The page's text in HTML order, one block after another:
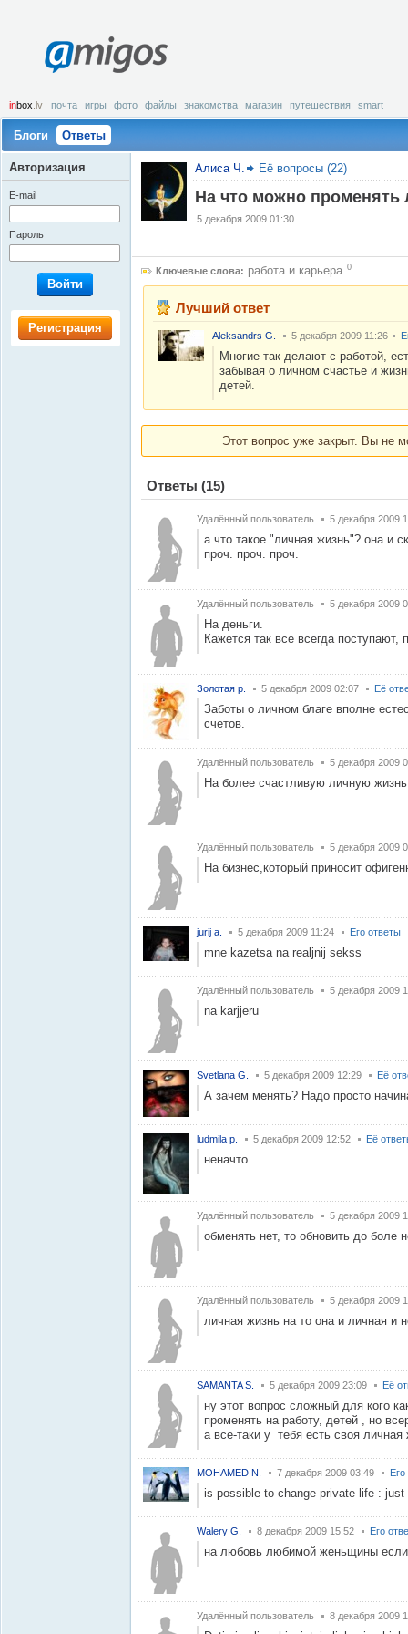
amigos
inbox .lv почта игры фото файлы знакомства магазин путешествия smart
Блоги Ответы
Алиса Ч. Её вопросы (22)
На что можно променять
5 декабря 2009 01:30
Ключевые слова: работа и карьера. 0
Лучший ответ
Aleksandrs G. 5 декабря 2009 11:26
Многие так делают с работой,
забывая о личном счастье и
детей.
Этот вопрос уже закрыт. Вы не
Ответы (15)
Удалённый пользователь 5 декабря 2009
а что такое "личная жизнь"? она и
проч. проч. проч.
Удалённый пользователь 5 декабря 2009
На деньги.
Кажется так все всегда поступают,
Золотая р. 5 декабря 2009 02:07 Её
Заботы о личном благе вполне
счетов.
Удалённый пользователь 5 декабря 2009
На более счастливую личную
Удалённый пользователь 5 декабря 2009
На бизнес,который приносит
jurij a. 5 декабря 2009 11:24 Его ответы
mne kazetsa na realjnij sekss
Удалённый пользователь 5 декабря 2009
na karjjeru
Svetlana G. 5 декабря 2009 12:29 Её
А зачем менять? Надо просто
ludmila p. 5 декабря 2009 12:52 Её
неначто
Удалённый пользователь 5 декабря 2009
обменять нет, то обновить до боле
Удалённый пользователь 5 декабря 2009
личная жизнь на то она и личная и
SAMANTA S. 5 декабря 2009 23:09 Её
ну этот вопрос сложный для кого
променять на работу, детей , но
а все-таки у тебя есть своя
MOHAMED N. 7 декабря 2009 03:49
is possible to change private life : just
Walery G. 8 декабря 2009 15:52 Его
на любовь любимой женьщины если
Удалённый пользователь 8 декабря 2009
Авторизация
E-mail
Пароль
Войти
Регистрация